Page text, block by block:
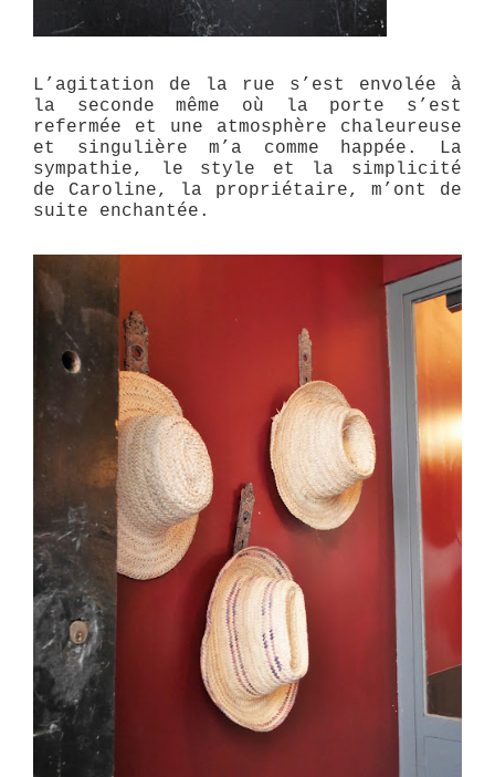
L’agitation de la rue s’est envolée à
la seconde même où la porte s’est
refermée et une atmosphère chaleureuse
et singulière m’a comme happée. La
sympathie, le style et la simplicité
de Caroline, la propriétaire, m’ont de
suite enchantée.